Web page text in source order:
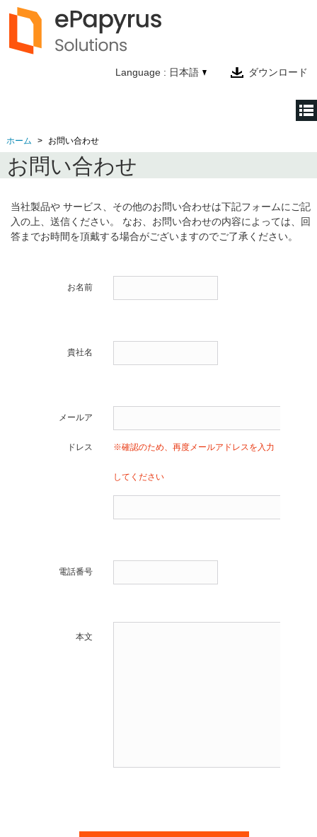
Language : 日本語 ダウンロード
テクノロジー
会社情報
ホーム お問い合わせ
お問い合わせ
当社製品や サービス、その他のお問い合わせは下記フォームにご記
入の上、送信ください。 なお、お問い合わせの内容によっては、回
答までお時間を頂戴する場合がございますのでご了承ください。
お名前
貴社名
メールア
ドレス ※確認のため、再度メールアドレスを入力
してください
電話番号
本文